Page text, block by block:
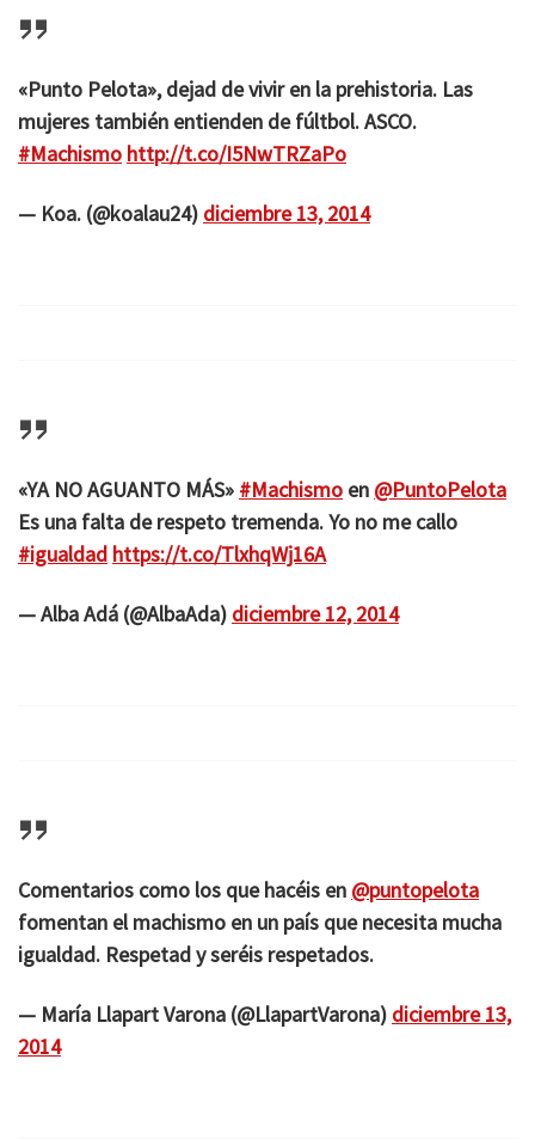
«Punto Pelota», dejad de vivir en la prehistoria. Las
mujeres también entienden de fúltbol. ASCO.
#Machismo http://t.co/I5NwTRZaPo
— Koa. (@koalau24) diciembre 13, 2014
«YA NO AGUANTO MÁS» #Machismo en @PuntoPelota
Es una falta de respeto tremenda. Yo no me callo
#igualdad https://t.co/TlxhqWj16A
— Alba Adá (@AlbaAda) diciembre 12, 2014
Comentarios como los que hacéis en @puntopelota
fomentan el machismo en un país que necesita mucha
igualdad. Respetad y seréis respetados.
— María Llapart Varona (@LlapartVarona) diciembre 13,
2014